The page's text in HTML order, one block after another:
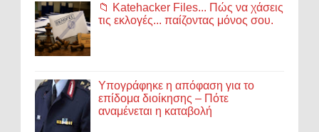
📁 Katehacker Files... Πώς να χάσεις
τις εκλογές... παίζοντας μόνος σου.
Υπογράφηκε η απόφαση για το
επίδομα διοίκησης – Πότε
αναμένεται η καταβολή